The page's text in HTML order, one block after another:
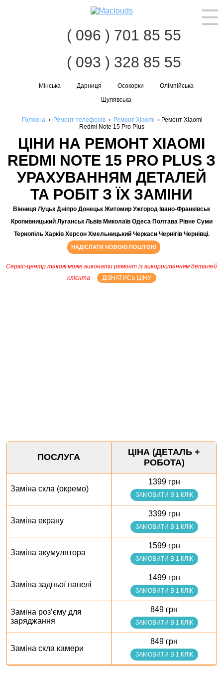
( 096 ) 701 85 55
( 093 ) 328 85 55
Мінська Дарниця Осокорки
Олімпійська
Шулявська
Головна › Ремонт телефонів › Ремонт Xiaomi › Ремонт Xiaomi
Redmi Note 15 Pro Plus
ЦІНИ НА РЕМОНТ XIAOMI
REDMI NOTE 15 PRO PLUS З
УРАХУВАННЯМ ДЕТАЛЕЙ
ТА РОБІТ З ЇХ ЗАМІНИ
Вінниця Луцьк Дніпро Донецьк Житомир Ужгород Івано-Франківськ
Кропивницький Луганськ Львів Миколаїв Одеса Полтава Рівне Суми
Тернопіль Харків Херсон Хмельницький Черкаси Чернігів Чернівці.
НАДІСЛАТИ НОВОЮ ПОШТОЮ
Сервіс-центр також може виконати ремонт із використанням деталей
клієнта
ДІЗНАТИСЬ ЦІНУ
ПОСЛУГА
ЦІНА (ДЕТАЛЬ +
РОБОТА)
Заміна скла (окремо)
1399 грн
ЗАМОВИТИ В 1 КЛІК
Заміна екрану
3399 грн
ЗАМОВИТИ В 1 КЛІК
Заміна акумулятора
1599 грн
ЗАМОВИТИ В 1 КЛІК
Заміна задньої панелі
1499 грн
ЗАМОВИТИ В 1 КЛІК
Заміна роз’єму для
заряджання
849 грн
ЗАМОВИТИ В 1 КЛІК
Заміна скла камери
849 грн
ЗАМОВИТИ В 1 КЛІК